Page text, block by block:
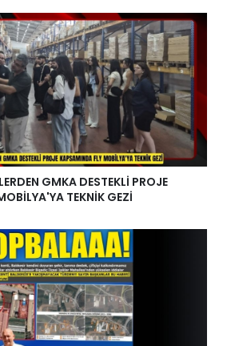
GMKA DESTEKLİ PROJE
TEKNİK GEZİ